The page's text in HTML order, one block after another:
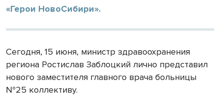
«Герои НовоСибири».
Сегодня, 15 июня, министр здравоохранения
региона Ростислав Заблоцкий лично представил
нового заместителя главного врача больницы
№25 коллективу.